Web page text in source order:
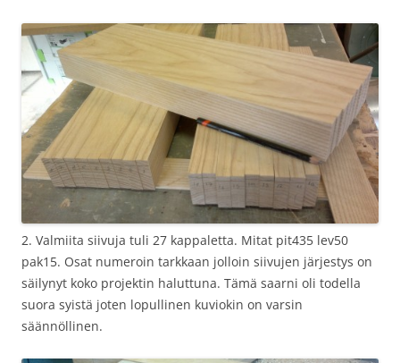
2. Valmiita siivuja tuli 27 kappaletta. Mitat pit435 lev50
pak15. Osat numeroin tarkkaan jolloin siivujen järjestys on
säilynyt koko projektin haluttuna. Tämä saarni oli todella
suora syistä joten lopullinen kuviokin on varsin
säännöllinen.